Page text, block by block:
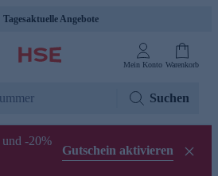
Tagesaktuelle Angebote
Mein Konto Warenkorb
Suchen
-20%
Gutschein aktivieren